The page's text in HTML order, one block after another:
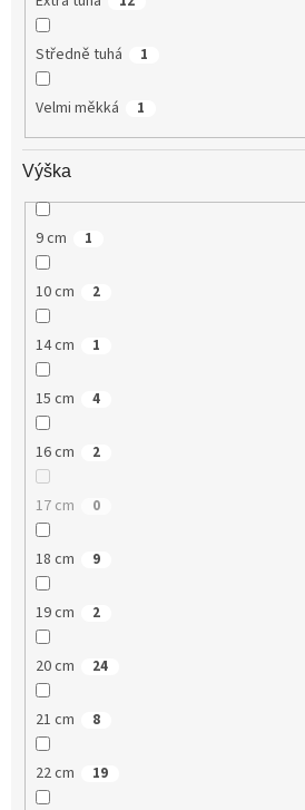
Středně tuhá 1
Velmi měkká 1
Výška
9 cm 1
10 cm 2
14 cm 1
15 cm 4
16 cm 2
17 cm 0
18 cm 9
19 cm 2
20 cm 24
21 cm 8
22 cm 19